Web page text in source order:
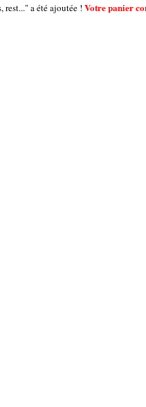
a été ajoutée ! Votre panier